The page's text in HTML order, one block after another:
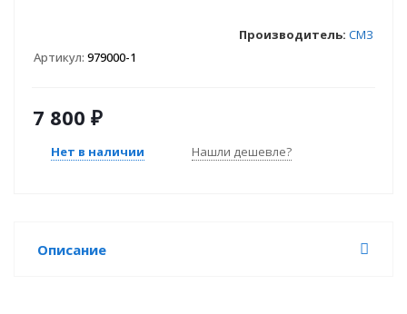
Артикул: 979000-1
Производитель: СМЗ
7 800 ₽
Нет в наличии Нашли дешевле?
Описание